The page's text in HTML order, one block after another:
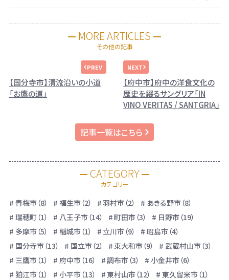
MORE ARTICLES
その他の記事
【国分寺市】清流沿いの小道
「お鷹の道」
【府中市】府中の洋食文化の
歴史を綴るサングリア「IN
VINO VERITAS / SANTGRIA」
記事一覧はこちら
CATEGORY
カテゴリー
青梅市（8） 福生市（2） 羽村市（2）
あきる野市（8）
瑞穂町（1）
八王子市（14） 町田市（3）
日野市（19）
多摩市（5）
稲城市（1） 立川市（9）
昭島市（4）
国分寺市（13）
国立市（2） 東大和市（9）
武蔵村山市（3）
三鷹市（1）
府中市（16） 調布市（3）
小金井市（6）
狛江市（1）
小平市（13） 東村山市（12）
東久留米市（1）